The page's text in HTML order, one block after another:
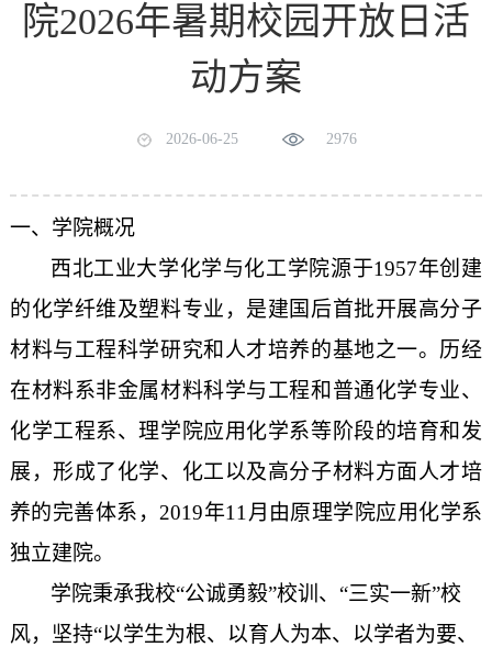
院2026年暑期校园开放日活
动方案
2026-06-25 2976
一、学院概况
西北工业大学化学与化工学院源于1957年创建
的化学纤维及塑料专业，是建国后首批开展高分子
材料与工程科学研究和人才培养的基地之一。历经
在材料系非金属材料科学与工程和普通化学专业、
化学工程系、理学院应用化学系等阶段的培育和发
展，形成了化学、化工以及高分子材料方面人才培
养的完善体系， 2019年11 月由原理学院应用化学系
独立建院。
学院秉承我校“公诚勇毅”校训、“三实一新”校
风，坚持“以学生为根、以育人为本、以学者为要、